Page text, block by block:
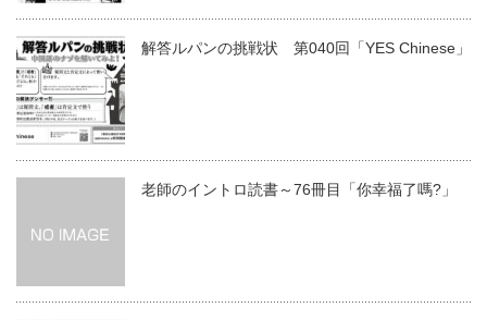
解答ルパンの挑戦状 第040回「YES Chinese」
老師のイントロ読書～76冊目「你幸福了嗎?」